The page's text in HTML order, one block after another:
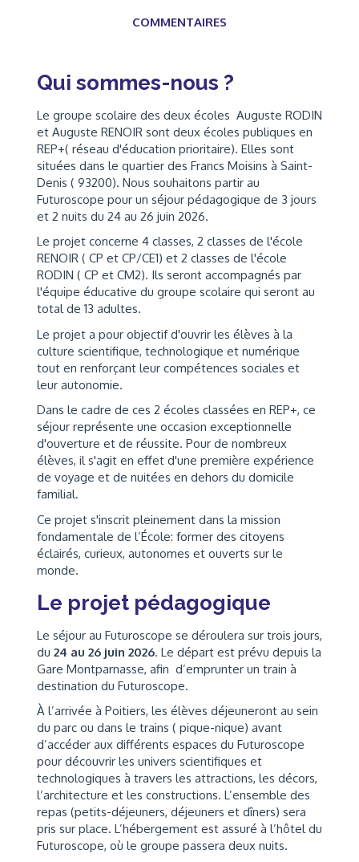
COMMENTAIRES
Qui sommes-nous ?
Le groupe scolaire des deux écoles Auguste RODIN
et Auguste RENOIR sont deux écoles publiques en
REP+( réseau d'éducation prioritaire). Elles sont
situées dans le quartier des Francs Moisins à Saint-
Denis ( 93200). Nous souhaitons partir au
Futuroscope pour un séjour pédagogique de 3 jours
et 2 nuits du 24 au 26 juin 2026.
Le projet concerne 4 classes, 2 classes de l'école
RENOIR ( CP et CP/CE1) et 2 classes de l'école
RODIN ( CP et CM2). Ils seront accompagnés par
l'équipe éducative du groupe scolaire qui seront au
total de 13 adultes.
Le projet a pour objectif d'ouvrir les élèves à la
culture scientifique, technologique et numérique
tout en renforçant leur compétences sociales et
leur autonomie.
Dans le cadre de ces 2 écoles classées en REP+, ce
séjour représente une occasion exceptionnelle
d'ouverture et de réussite. Pour de nombreux
élèves, il s'agit en effet d'une première expérience
de voyage et de nuitées en dehors du domicile
familial.
Ce projet s'inscrit pleinement dans la mission
fondamentale de l’École: former des citoyens
éclairés, curieux, autonomes et ouverts sur le
monde.
Le projet pédagogique
Le séjour au Futuroscope se déroulera sur trois jours,
du 24 au 26 juin 2026. Le départ est prévu depuis la
Gare Montparnasse, afin d’emprunter un train à
destination du Futuroscope.
À l’arrivée à Poitiers, les élèves déjeuneront au sein
du parc ou dans le trains ( pique-nique) avant
d’accéder aux différents espaces du Futuroscope
pour découvrir les univers scientifiques et
technologiques à travers les attractions, les décors,
l’architecture et les constructions. L’ensemble des
repas (petits-déjeuners, déjeuners et dîners) sera
pris sur place. L’hébergement est assuré à l’hôtel du
Futuroscope, où le groupe passera deux nuits.